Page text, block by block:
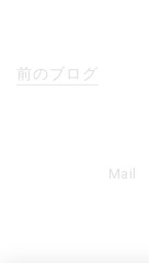
前のブログ
Mail